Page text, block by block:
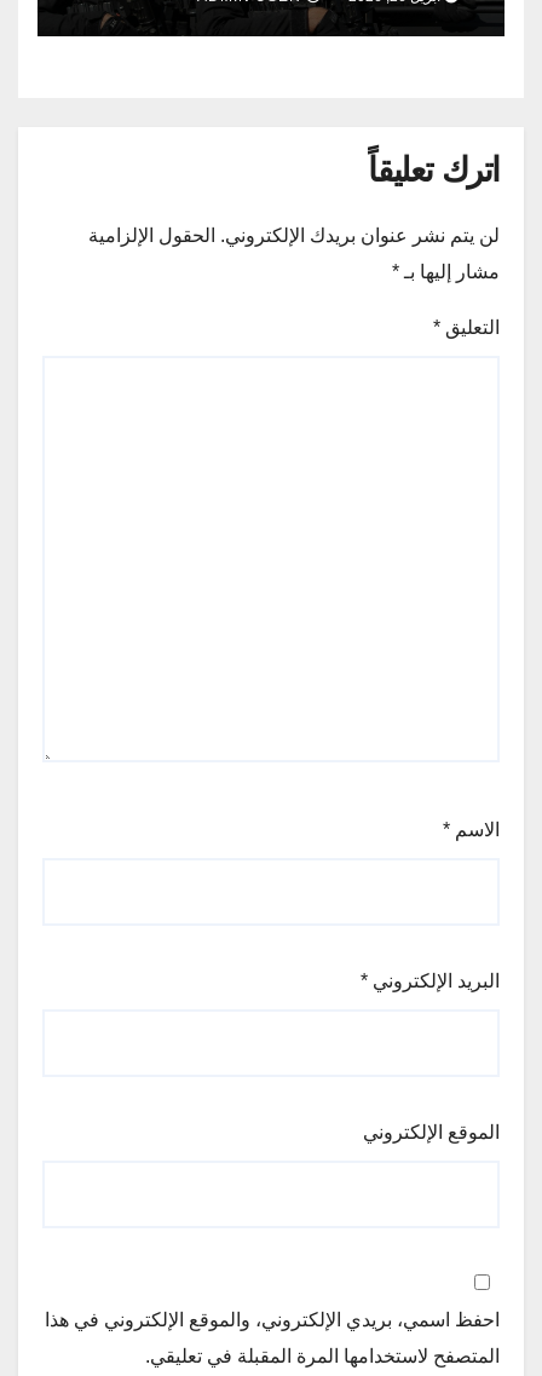
اترك تعليقاً
لن يتم نشر عنوان بريدك الإلكتروني. الحقول الإلزامية
مشار إليها بـ *
التعليق *
الاسم *
البريد الإلكتروني *
الموقع الإلكتروني
احفظ اسمي، بريدي الإلكتروني، والموقع الإلكتروني في هذا
المتصفح لاستخدامها المرة المقبلة في تعليقي.